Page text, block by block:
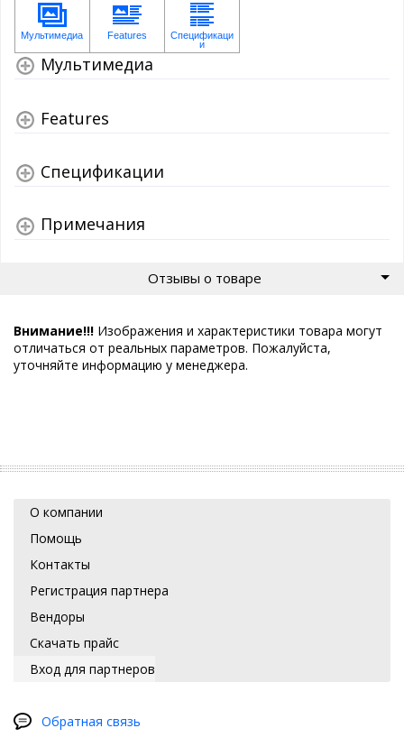
Мультимедиа
Features
Спецификации
Примечания
Отзывы о товаре
Внимание!!! Изображения и характеристики товара могут
отличаться от реальных параметров. Пожалуйста,
уточняйте информацию у менеджера.
О компании
Помощь
Контакты
Регистрация партнера
Вендоры
Скачать прайс
Вход для партнеров
Обратная связь